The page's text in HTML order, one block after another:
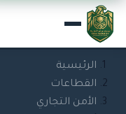
الرئيسية
القطاعات
الأمن التجاري